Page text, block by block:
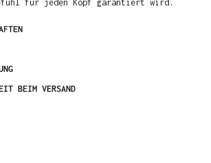
für jeden Kopf garantiert wird.
BEIM VERSAND